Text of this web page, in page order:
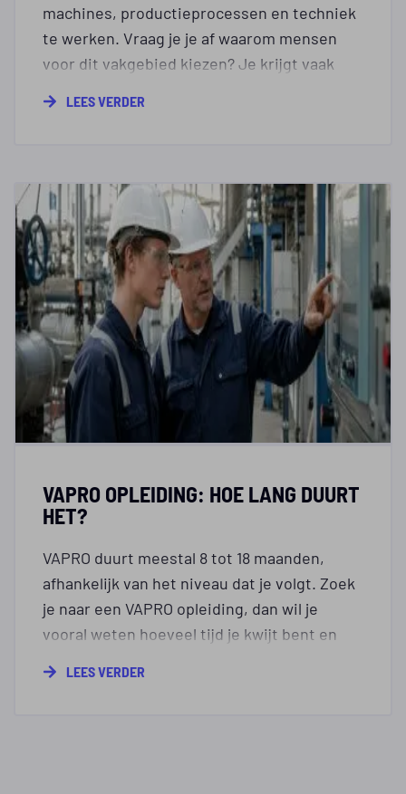
machines, productieprocessen en techniek
te werken. Vraag je je af waarom mensen
voor dit vakgebied kiezen? Je krijgt vaak
ontwikkelen en vindt werk in uiteenlopende
op de UWV-lijst met kansrijke beroepen
voor 2025 en 2026.
LEES VERDER
VAPRO OPLEIDING: HOE LANG DUURT
HET?
VAPRO duurt meestal 8 tot 18 maanden,
afhankelijk van het niveau dat je volgt. Zoek
je naar een VAPRO opleiding, dan wil je
vooral weten hoeveel tijd je kwijt bent en
pagina lees je hoe lang de verschillende
LEES VERDER